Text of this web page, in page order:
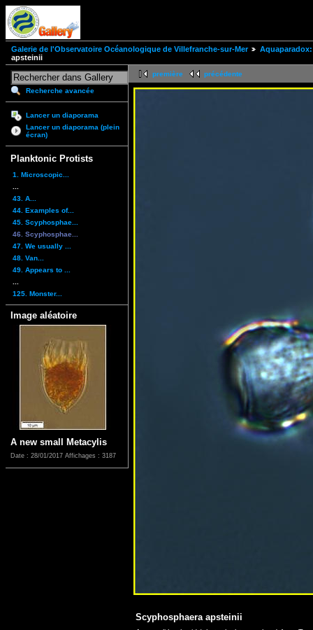
Galerie de l'Observatoire Océanologique de Villefranche-sur-Mer
apsteinii
Recherche avancée
Lancer un diaporama
Lancer un diaporama (plein
écran)
Planktonic Protists
1. Microscopic...
43. A...
44. Examples of...
45. Scyphosphae...
46. Scyphosphae...
47. We usually ...
48. Van...
49. Appears to ...
125. Monster...
Image aléatoire
A new small Metacylis
Date : 28/01/2017 Affichages : 3187
première précédente
Scyphosphaera apsteinii